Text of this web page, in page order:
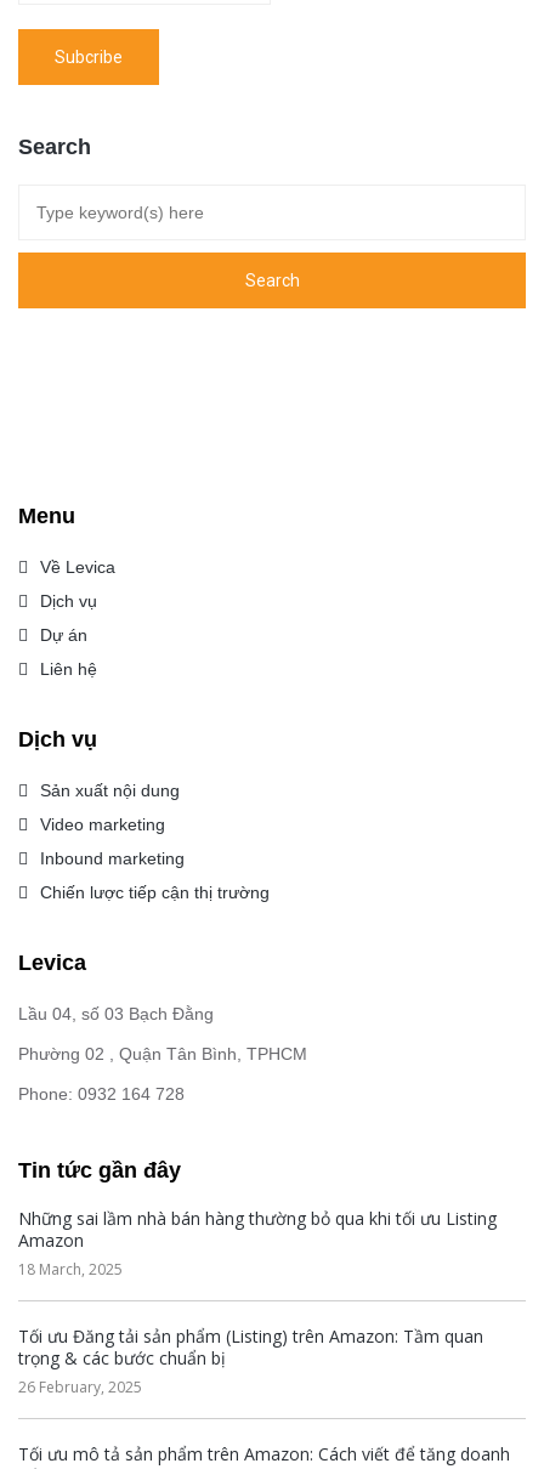
Search
Menu
Về Levica
Dịch vụ
Dự án
Liên hệ
Dịch vụ
Sản xuất nội dung
Video marketing
Inbound marketing
Chiến lược tiếp cận thị trường
Levica
Lầu 04, số 03 Bạch Đằng
Phường 02 , Quận Tân Bình, TPHCM
Phone: 0932 164 728
Tin tức gần đây
Những sai lầm nhà bán hàng thường bỏ qua khi tối ưu Listing
Amazon
18 March, 2025
Tối ưu Đăng tải sản phẩm (Listing) trên Amazon: Tầm quan
trọng & các bước chuẩn bị
26 February, 2025
Tối ưu mô tả sản phẩm trên Amazon: Cách viết để tăng doanh